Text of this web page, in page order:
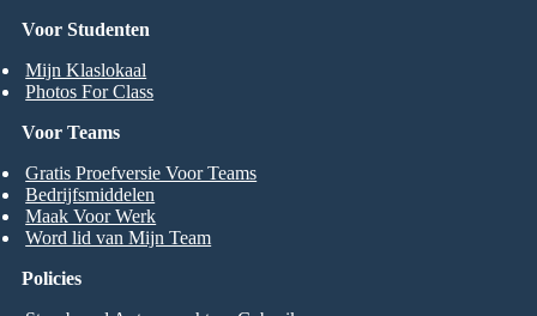
Voor Studenten
Mijn Klaslokaal
Photos For Class
Voor Teams
Gratis Proefversie Voor Teams
Bedrijfsmiddelen
Maak Voor Werk
Word lid van Mijn Team
Policies